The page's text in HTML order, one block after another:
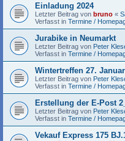
Einladung 2024
Letzter Beitrag von bruno «
Verfasst in Termine /
Jurabike in Neumarkt
Letzter Beitrag von Peter
Verfasst in Termine /
Wintertreffen 27.
Letzter Beitrag von Peter
Verfasst in Termine /
Erstellung der E-Post
Letzter Beitrag von Peter
Verfasst in Termine /
Vekauf Express 175